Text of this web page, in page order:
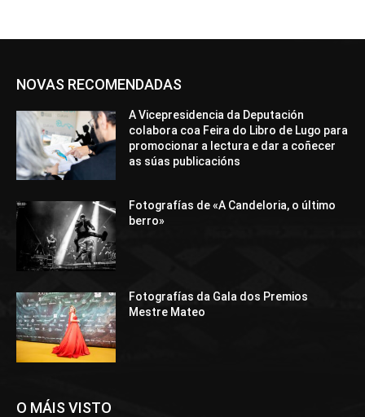
NOVAS RECOMENDADAS
A Vicepresidencia da Deputación
colabora coa Feira do Libro de Lugo para
promocionar a lectura e dar a coñecer
as súas publicacións
Fotografías de «A Candeloria, o último
berro»
Fotografías da Gala dos Premios
Mestre Mateo
O MÁIS VISTO